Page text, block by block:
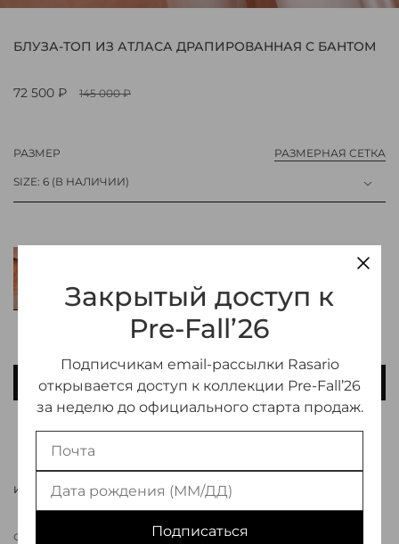
БЛУЗА-ТОП ИЗ АТЛАСА ДРАПИРОВАННАЯ С БАНТОМ
72 500 ₽ 145 000 ₽
РАЗМЕР РАЗМЕРНАЯ СЕТКА
SIZE: 6 (В НАЛИЧИИ)
В КОРЗИНУ
ДОБАВИТЬ В ИЗБРАННОЕ
ИНФОРМАЦИЯ О ТОВАРЕ
СВЯЗАТЬСЯ С МЕНЕДЖЕРОМ
Закрытый доступ к
Pre-Fall’26
Подписчикам email-рассылки Rasario
открывается доступ к коллекции Pre-Fall’26
за неделю до официального старта продаж.
Подписаться